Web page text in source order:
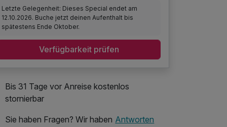
Letzte Gelegenheit: Dieses Special endet am
12.10.2026. Buche jetzt deinen Aufenthalt bis
spätestens Ende Oktober.
Verfügbarkeit prüfen
Bis 31 Tage vor Anreise kostenlos
stornierbar
Sie haben Fragen? Wir haben Antworten